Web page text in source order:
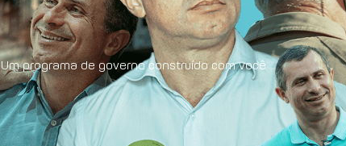
programa de governo construído com você.